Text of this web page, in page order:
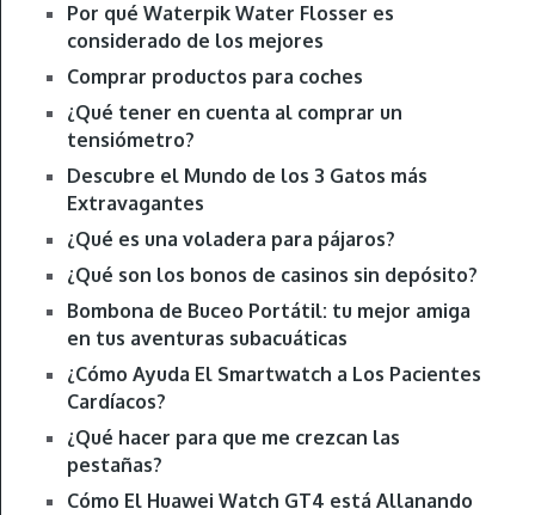
Por qué Waterpik Water Flosser es
considerado de los mejores
Comprar productos para coches
¿Qué tener en cuenta al comprar un
tensiómetro?
Descubre el Mundo de los 3 Gatos más
Extravagantes
¿Qué es una voladera para pájaros?
¿Qué son los bonos de casinos sin depósito?
Bombona de Buceo Portátil: tu mejor amiga
en tus aventuras subacuáticas
¿Cómo Ayuda El Smartwatch a Los Pacientes
Cardíacos?
¿Qué hacer para que me crezcan las
pestañas?
Cómo El Huawei Watch GT4 está Allanando